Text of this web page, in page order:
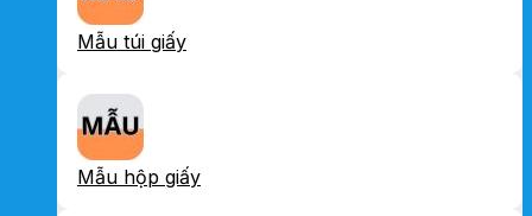
Mẫu túi giấy
Mẫu hộp giấy